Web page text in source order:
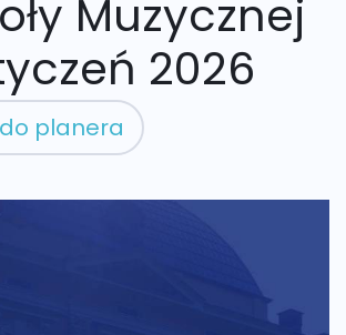
Muzycznej
2026
planera